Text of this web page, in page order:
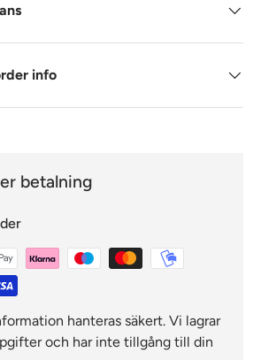
info
betalning
hanteras säkert. Vi lagrar
och har inte tillgång till din